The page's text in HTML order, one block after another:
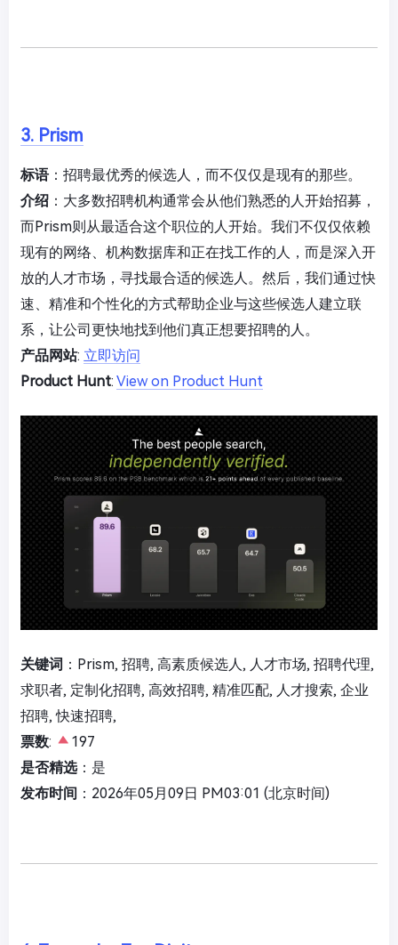
3. Prism
标语：招聘最优秀的候选人，而不仅仅是现有的那些。
介绍 ：大多数招聘机构通常会从他们熟悉的人开始招募，
而Prism则从最适合这个职位的人开始。我们不仅仅依赖
现有的网络、机构数据库和正在找工作的人，而是深入开
放的人才市场，寻找最合适的候选人。然后，我们通过快
速、精准和个性化的方式帮助企业与这些候选人建立联
系，让公司更快地找到他们真正想要招聘的人。
产品网站: 立即访问
Product Hunt: View on Product Hunt
关键词 ：Prism, 招聘, 高素质候选人, 人才市场, 招聘代理,
求职者, 定制化招聘, 高效招聘, 精准匹配, 人才搜索, 企业
招聘, 快速招聘,
票数:
197
是否精选：是
发布时间 ：2026年05月09日 PM03:01 (北京时间)